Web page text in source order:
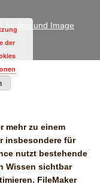
mehr zu einem
insbesondere für
nutzt bestehende
Wissen sichtbar
FileMaker
der